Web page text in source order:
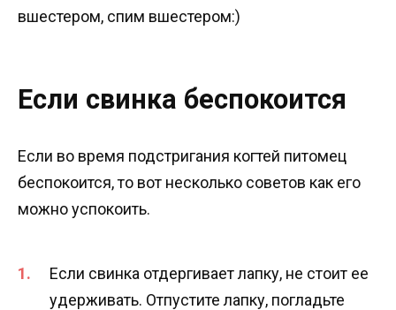
вшестером, спим вшестером:)
Если свинка беспокоится
Если во время подстригания когтей питомец
беспокоится, то вот несколько советов как его
можно успокоить.
Если свинка отдергивает лапку, не стоит ее
удерживать. Отпустите лапку, погладьте